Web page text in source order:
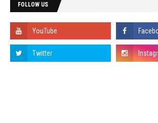
FOLLOW US